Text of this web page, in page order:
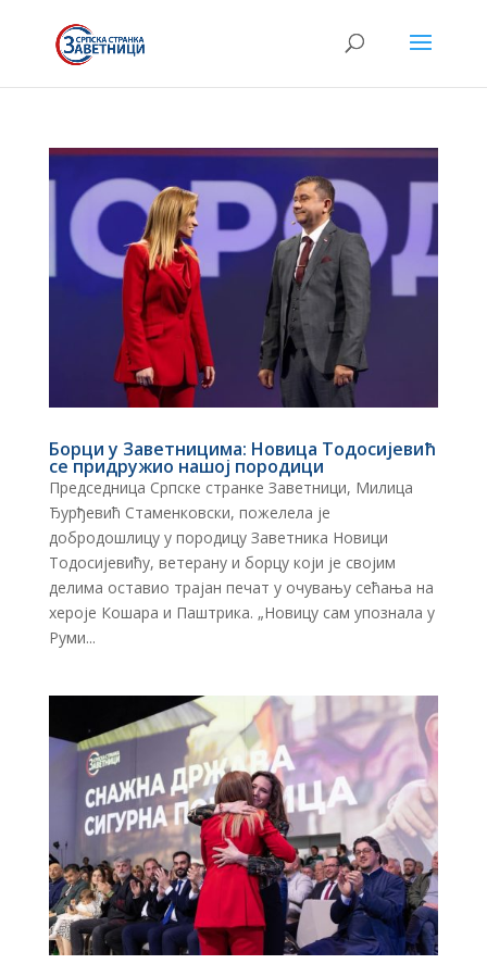
Борци у Заветницима: Новица Тодосијевић
се придружио нашој породици
Председница Српске странке Заветници, Милица
Ђурђевић Стаменковски, пожелела је
добродошлицу у породицу Заветника Новици
Тодосијевићу, ветерану и борцу који је својим
делима оставио трајан печат у очувању сећања на
хероје Кошара и Паштрика. „Новицу сам упознала у
Руми...